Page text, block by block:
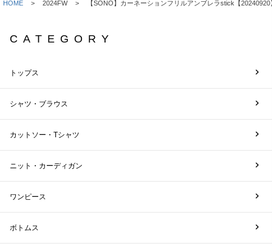
HOME 2024FW 【SONO】カーネーションフリルアンブレラstick【20240920
CATEGORY
トップス
シャツ・ブラウス
カットソー・Tシャツ
ニット・カーディガン
ワンピース
ボトムス